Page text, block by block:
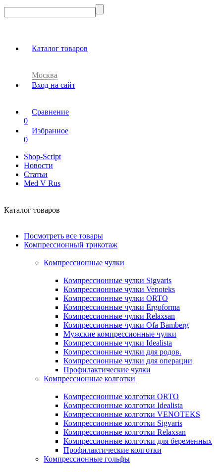
Каталог товаров
Москва
Вход на сайт
Сравнение
0
Избранное
0
Shop-Script
Новости
Статьи
Med V Rus
Каталог товаров
Посмотреть все товары
Компрессионный трикотаж
Компрессионные чулки
Компрессионные чулки Sigvaris
Компрессионные чулки Venoteks
Компрессионные чулки ORTO
Компрессионные чулки Ergoforma
Компрессионные чулки Relaxsan
Компрессионные чулки Ofa Bamberg
Мужские компрессионные чулки
Компрессионные чулки Idealista
Компрессионные чулки для родов.
Компрессионные чулки для операции
Профилактические чулки
Компрессионные колготки
Компрессионные колготки ORTO
Компрессионные колготки Idealista
Компрессионные колготки VENOTEKS
Компрессионные колготки Sigvaris
Компрессионные колготки Relaxsan
Компрессионные колготки для беременных
Профилактические колготки
Компрессионные гольфы